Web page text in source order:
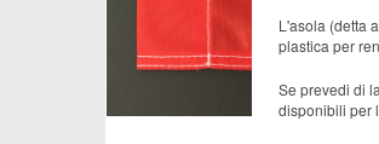
L'asola (detta
plastica per
Se prevedi di
disponibili per